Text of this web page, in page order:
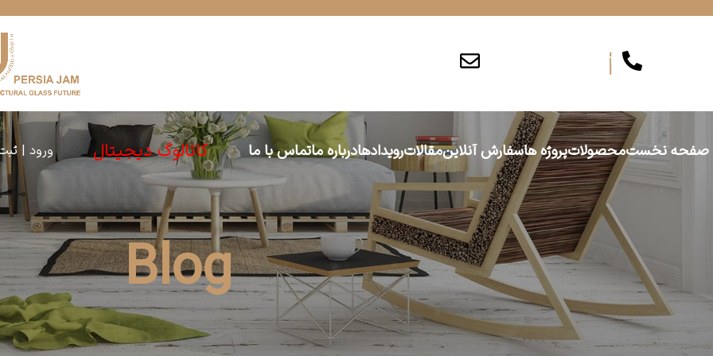
info@persiajam.com
صفحه نخستمحصولاتپروژه هاسفارش آنلاینمقالاترویدادهادرباره ماتماس با ما کاتالوگ دیجیتال ورود |
Blog